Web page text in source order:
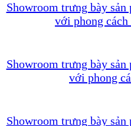
Showroom trưng bày sản
với phong
Showroom trưng bày sản
với phong
Showroom trưng bày sản